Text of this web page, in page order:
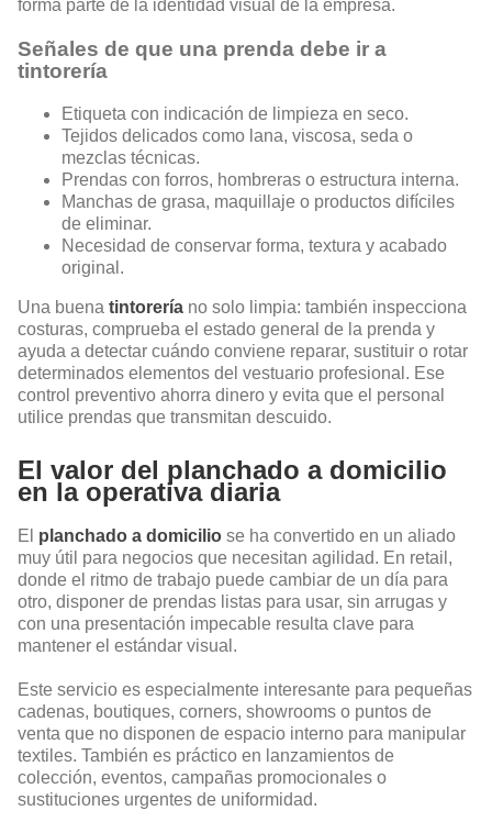
forma parte de la identidad visual de la empresa.
Señales de que una prenda debe ir a
tintorería
Etiqueta con indicación de limpieza en seco.
Tejidos delicados como lana, viscosa, seda o
mezclas técnicas.
Prendas con forros, hombreras o estructura interna.
Manchas de grasa, maquillaje o productos difíciles
de eliminar.
Necesidad de conservar forma, textura y acabado
original.
Una buena tintorería no solo limpia: también inspecciona
costuras, comprueba el estado general de la prenda y
ayuda a detectar cuándo conviene reparar, sustituir o rotar
determinados elementos del vestuario profesional. Ese
control preventivo ahorra dinero y evita que el personal
utilice prendas que transmitan descuido.
El valor del planchado a domicilio
en la operativa diaria
El planchado a domicilio se ha convertido en un aliado
muy útil para negocios que necesitan agilidad. En retail,
donde el ritmo de trabajo puede cambiar de un día para
otro, disponer de prendas listas para usar, sin arrugas y
con una presentación impecable resulta clave para
mantener el estándar visual.
Este servicio es especialmente interesante para pequeñas
cadenas, boutiques, corners, showrooms o puntos de
venta que no disponen de espacio interno para manipular
textiles. También es práctico en lanzamientos de
colección, eventos, campañas promocionales o
sustituciones urgentes de uniformidad.